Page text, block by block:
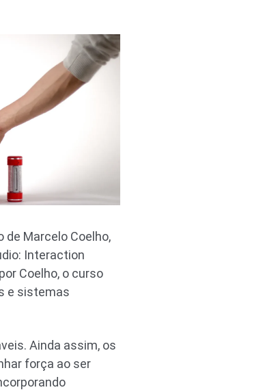
de Marcelo Coelho,
Interaction
Coelho, o curso
e sistemas
Ainda assim, os
força ao ser